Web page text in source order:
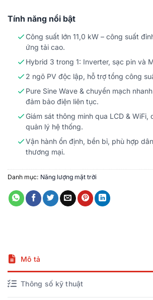
Tính năng nổi bật
Công suất lớn 11,0 kW – công suất
ứng tải cao.
Hybrid 3 trong 1: Inverter, sạc pin và
2 ngõ PV độc lập, hỗ trợ tổng công
Pure Sine Wave & chuyển mạch
đảm bảo điện liên tục.
Giám sát thông minh qua LCD & WiFi,
quản lý hệ thống.
Vận hành ổn định, bền bỉ, phù hợp
thương mại.
Danh mục: Năng lượng mặt trời
Mô tả
Thông số kỹ thuật